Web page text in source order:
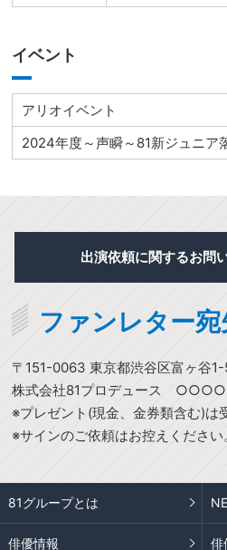
イベント
アリオイベント
2024年度～声瞬～81新ジュニア
出演依頼に関するお問
ファンレター宛
〒151-0063 東京都渋谷区富ヶ谷
株式会社81プロデュース ○○○○
※プレゼント(現金、金券類含む)は
※サインのご依頼はお控えください
81グループとは
俳優情報 俳